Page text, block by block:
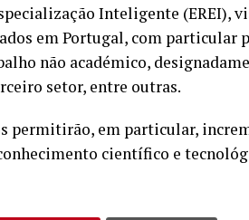
Inteligente (EREI),
em Portugal, com particular
não académico,
setor, entre outras.
permitirão, em particular,
científico e